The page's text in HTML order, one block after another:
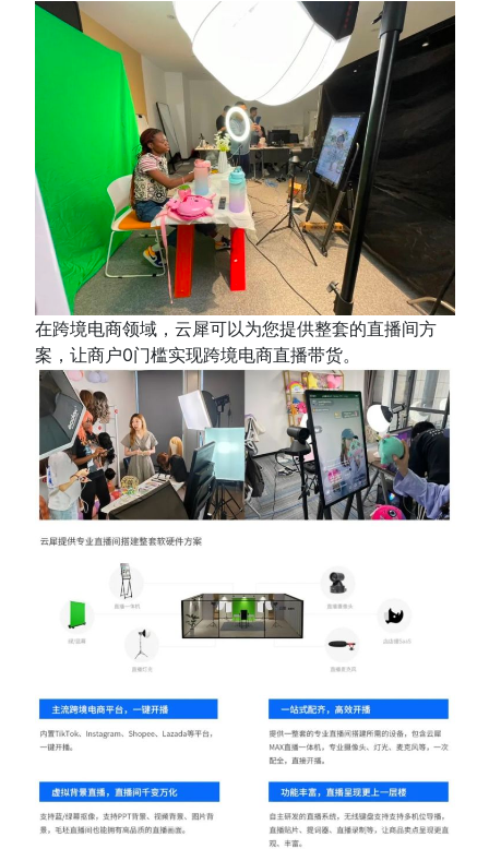
在跨境电商领域，云犀可以为您提供整套的直播间方
案，让商户0门槛实现跨境电商直播带货。